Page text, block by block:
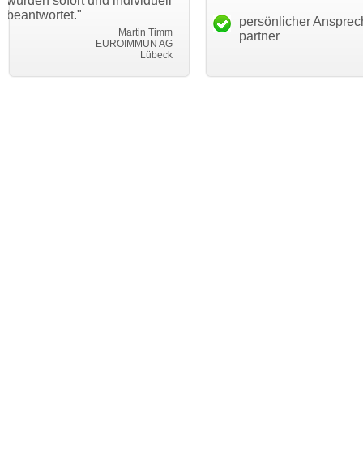
persönlicher
partner